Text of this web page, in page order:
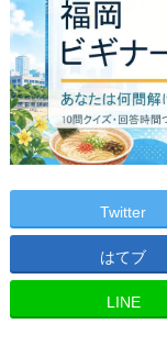
Twitter
はてブ
LINE